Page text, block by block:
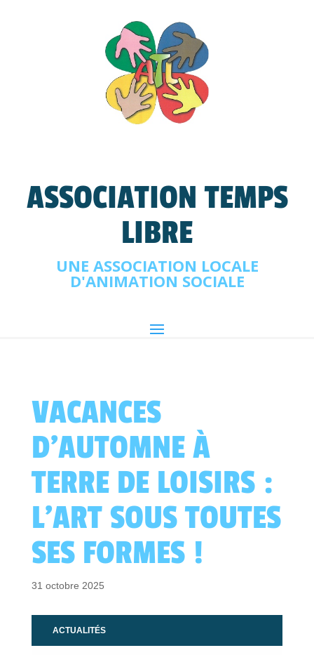
ASSOCIATION TEMPS
LIBRE
UNE ASSOCIATION LOCALE
D'ANIMATION SOCIALE
VACANCES
D’AUTOMNE À
TERRE DE LOISIRS :
L’ART SOUS TOUTES
SES FORMES !
31 octobre 2025
ACTUALITÉS